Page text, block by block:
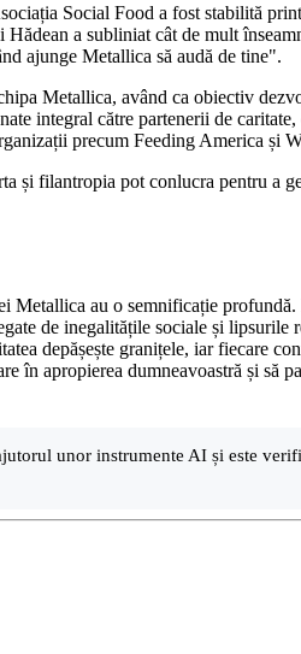
Social Food a fost stabilită
a subliniat cât de mult
ajunge Metallica să audă de tine".
Metallica, având ca obiectiv
integral către partenerii de
precum Feeding America
și filantropia pot conlucra pentru
au o semnificație
de inegalitățile sociale și
depășește granițele, iar
în apropierea dumneavoastră și
unor instrumente AI și este